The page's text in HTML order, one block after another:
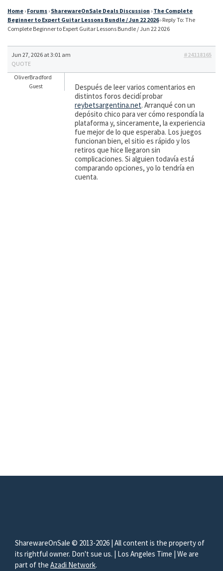
Home › Forums › SharewareOnSale Deals Discussion › The Complete
Beginner to Expert Guitar Lessons Bundle / Jun 22 2026 › Reply To: The
Complete Beginner to Expert Guitar Lessons Bundle / Jun 22 2026
Jun 27, 2026 at 3:01 am
#24118165
QUOTE
OliverBradford
Guest
Después de leer varios comentarios en
distintos foros decidí probar
reybetsargentina.net. Arranqué con un
depósito chico para ver cómo respondía la
plataforma y, sinceramente, la experiencia
fue mejor de lo que esperaba. Los juegos
funcionan bien, el sitio es rápido y los
retiros que hice llegaron sin
complicaciones. Si alguien todavía está
comparando opciones, yo lo tendría en
cuenta.
SharewareOnSale © 2013-2026 | All content is the property of
its rightful owner. Don't sue us. | Los Angeles Time | We are
part of the Azadi Network.